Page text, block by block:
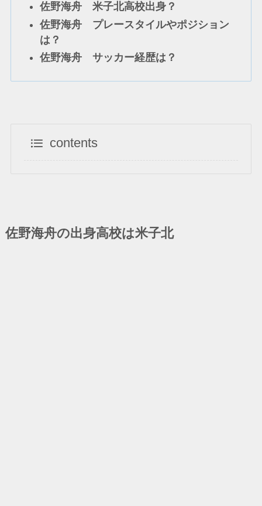
佐野海舟 米子北高校出身？
佐野海舟 プレースタイルやポジション
は？
佐野海舟 サッカー経歴は？
contents
佐野海舟の出身高校は米子北